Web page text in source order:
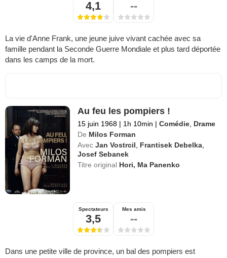
4,1 --
La vie d'Anne Frank, une jeune juive vivant cachée avec sa
famille pendant la Seconde Guerre Mondiale et plus tard déportée
dans les camps de la mort.
Au feu les pompiers !
15 juin 1968 | 1h 10min | Comédie Drame
De Milos Forman
Avec Jan Vostrcil Frantisek Debelka
Josef Sebanek
Titre original Hori, Ma Panenko
Spectateurs
3,5
Mes amis
--
Dans une petite ville de province, un bal des pompiers est